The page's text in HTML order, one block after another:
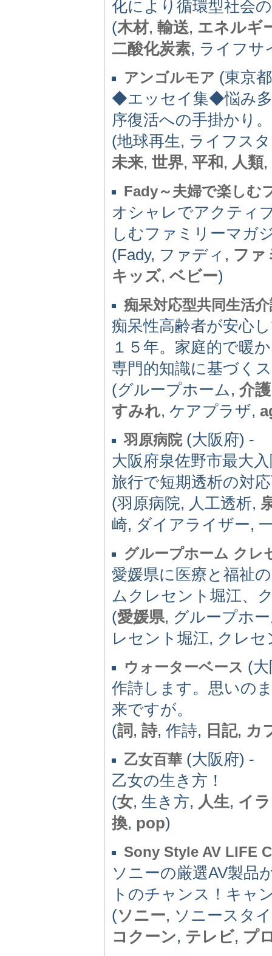
化により循環型社会
(木材, 輸送, エネルギ
二酸化炭素, ライフ
アンゴルモア (東京
◆エッセイ集◆悩み多
序復活への手掛かり
(地球再生, ライフス
未来, 世界, 平和, 人類,
Fady～夫婦で楽しむ
オシャレでアクティ
しむファミリーマガ
(Fady, ファディ, ファ
キッズ, ベビー)
痴呆対応型共同生活
痴呆性高齢者が安心
１５年。家庭的で暖
専門的知識に基づく
(グループホーム, 介護
すみれ, ケアプラザ,
羽原病院(大阪府) -
大阪府泉佐野市最大
旅行で短期透析の対
(羽原病院, 人工透析,
崎, ダイアライザー,
グループホーム クレ
愛媛県に医療と福祉
ムクレセント堀江、
(愛媛県, グループホ
レセント堀江, クレ
ウォーターベース (
作詩します。思いの
来ですが。
(詞, 詩, 作詩, 日記, カ
乙女百華 (大阪府) -
乙女の生き方！
(女, 生き方, 人生, イ
換, pop)
Sony Style AV LIFE
ソニーの厳選AV製品
トのチャンス！キャ
(ソニー, ソニースタ
コクーン, テレビ, プ